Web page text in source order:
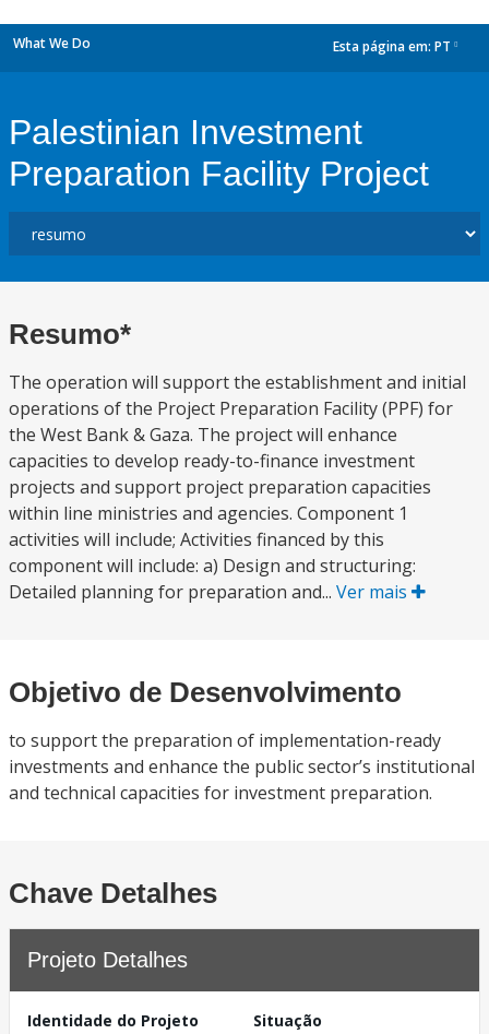
What We Do Esta página em: PT
Palestinian Investment
Preparation Facility Project
Resumo*
The operation will support the establishment and initial
operations of the Project Preparation Facility (PPF) for
the West Bank & Gaza. The project will enhance
capacities to develop ready-to-finance investment
projects and support project preparation capacities
within line ministries and agencies. Component 1
activities will include; Activities financed by this
component will include: a) Design and structuring:
Detailed planning for preparation and... Ver mais
Objetivo de Desenvolvimento
to support the preparation of implementation-ready
investments and enhance the public sector’s institutional
and technical capacities for investment preparation.
Chave Detalhes
Projeto Detalhes
Identidade do Projeto
Situação